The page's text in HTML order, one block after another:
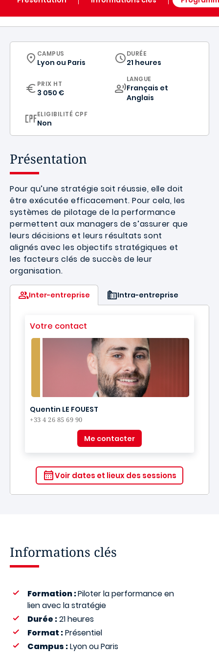
CURRICULUM
CAMPUS
Lyon ou Paris
DURÉE
21 heures
PRIX HT
3 050 €
CURRICULUM
LANGUE
Français et
Anglais
ELIGIBILITÉ CPF
Non
Présentation
Pour qu’une stratégie soit réussie, elle doit
être exécutée efficacement. Pour cela, les
systèmes de pilotage de la performance
permettent aux managers de s’assurer que
leurs décisions et leurs résultats sont
alignés avec les objectifs stratégiques et
les facteurs clés de succès de leur
organisation.
Inter-entreprise Intra-entreprise
Votre contact
Quentin LE FOUEST
+33 4 26 85 69 90
Me contacter
Voir dates et lieux des sessions
Informations clés
Formation :Piloter la performance en
lien avec la stratégie
Durée :21 heures
Format :Présentiel
Campus :Lyon ou Paris